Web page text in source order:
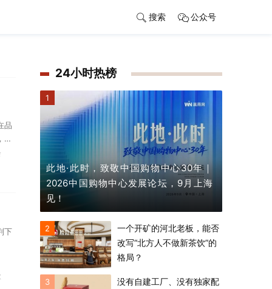
搜索 公众号
品
共
下
24小时热榜
1
此地·此时，致敬中国购物中心30年｜
2026中国购物中心发展论坛，9月上海
见！
2
一个开矿的河北老板，能否
改写“北方人不做新茶饮”的
格局？
3
没有自建工厂、没有独家配